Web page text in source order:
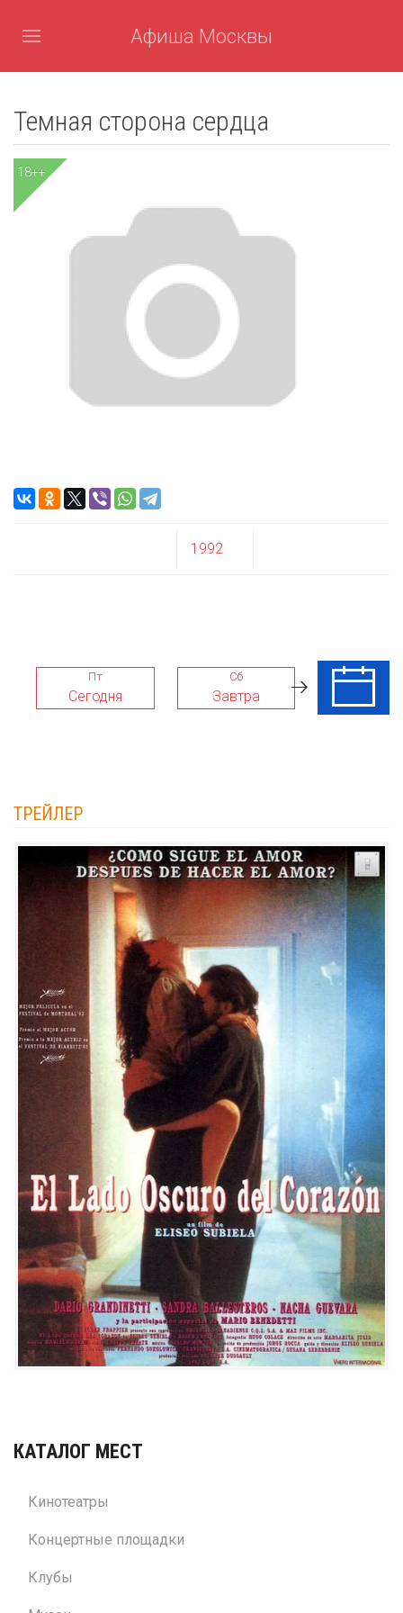
Афиша Москвы
Темная сторона сердца
18++
1992
Пт
Сегодня
Сб
Завтра
Вс
ТРЕЙЛЕР
КАТАЛОГ МЕСТ
Кинотеатры
Концертные площадки
Клубы